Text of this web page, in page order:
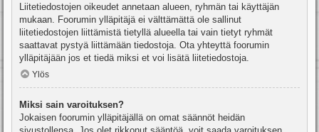
Liitetiedostojen oikeudet annetaan alueen, ryhmän tai käyttäjän
mukaan. Foorumin ylläpitäjä ei välttämättä ole sallinut
liitetiedostojen liittämistä tietyllä alueella tai vain tietyt ryhmät
saattavat pystyä liittämään tiedostoja. Ota yhteyttä foorumin
ylläpitäjään jos et tiedä miksi et voi lisätä liitetiedostoja.
Ylös
Miksi sain varoituksen?
Jokaisen foorumin ylläpitäjällä on omat säännöt heidän